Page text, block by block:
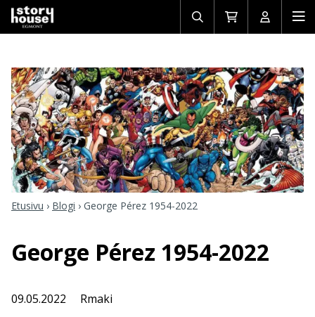
Avaa/sulje
haku
Siirry
ostoskoriin
Avaa/
Etusivu › Blogi › George Pérez 1954-2022
George Pérez 1954-2022
09.05.2022 Rmaki